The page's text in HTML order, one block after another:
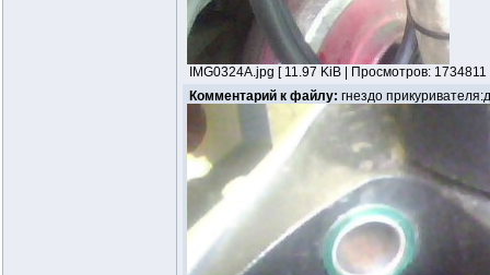
IMG0324A.jpg [ 11.97 KiB | Просмотров: 1734811
Комментарий к файлу: гнездо